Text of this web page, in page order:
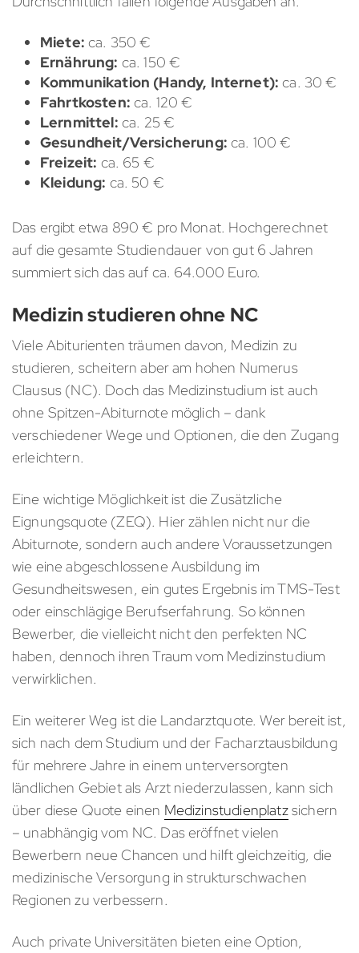
Miete: ca. 350 €
Ernährung: ca. 150 €
Kommunikation (Handy, Internet): ca. 30 €
Fahrtkosten: ca. 120 €
Lernmittel: ca. 25 €
Gesundheit/Versicherung: ca. 100 €
Freizeit: ca. 65 €
Kleidung: ca. 50 €
Das ergibt etwa 890 € pro Monat. Hochgerechnet
auf die gesamte Studiendauer von gut 6 Jahren
summiert sich das auf ca. 64.000 Euro.
Medizin studieren ohne NC
Viele Abiturienten träumen davon, Medizin zu
studieren, scheitern aber am hohen Numerus
Clausus (NC). Doch das Medizinstudium ist auch
ohne Spitzen-Abiturnote möglich – dank
verschiedener Wege und Optionen, die den Zugang
erleichtern.
Eine wichtige Möglichkeit ist die Zusätzliche
Eignungsquote (ZEQ). Hier zählen nicht nur die
Abiturnote, sondern auch andere Voraussetzungen
wie eine abgeschlossene Ausbildung im
Gesundheitswesen, ein gutes Ergebnis im TMS-Test
oder einschlägige Berufserfahrung. So können
Bewerber, die vielleicht nicht den perfekten NC
haben, dennoch ihren Traum vom Medizinstudium
verwirklichen.
Ein weiterer Weg ist die Landarztquote. Wer bereit ist,
sich nach dem Studium und der Facharztausbildung
für mehrere Jahre in einem unterversorgten
ländlichen Gebiet als Arzt niederzulassen, kann sich
über diese Quote einen Medizinstudienplatzsichern
– unabhängig vom NC. Das eröffnet vielen
Bewerbern neue Chancen und hilft gleichzeitig, die
medizinische Versorgung in strukturschwachen
Regionen zu verbessern.
Auch private Universitäten bieten eine Option,